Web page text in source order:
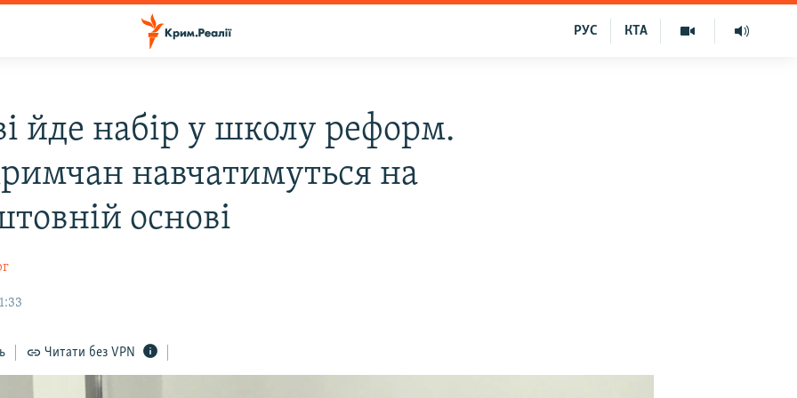
КТА
РУС
йде набір у школу реформ.
навчатимуться на
основі
Читати без VPN